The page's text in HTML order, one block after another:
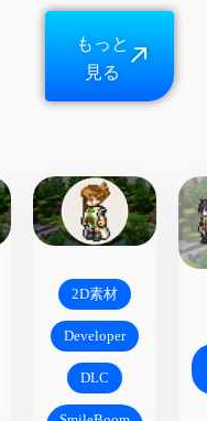
もっと
見る
2D素材
Developer
DLC